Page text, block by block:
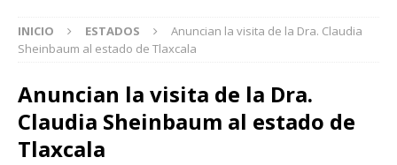
INICIO ESTADOS
Anuncian la visita de la Dra. Claudia
Sheinbaum al estado de Tlaxcala
Anuncian la visita de la Dra.
Claudia Sheinbaum al estado de
Tlaxcala